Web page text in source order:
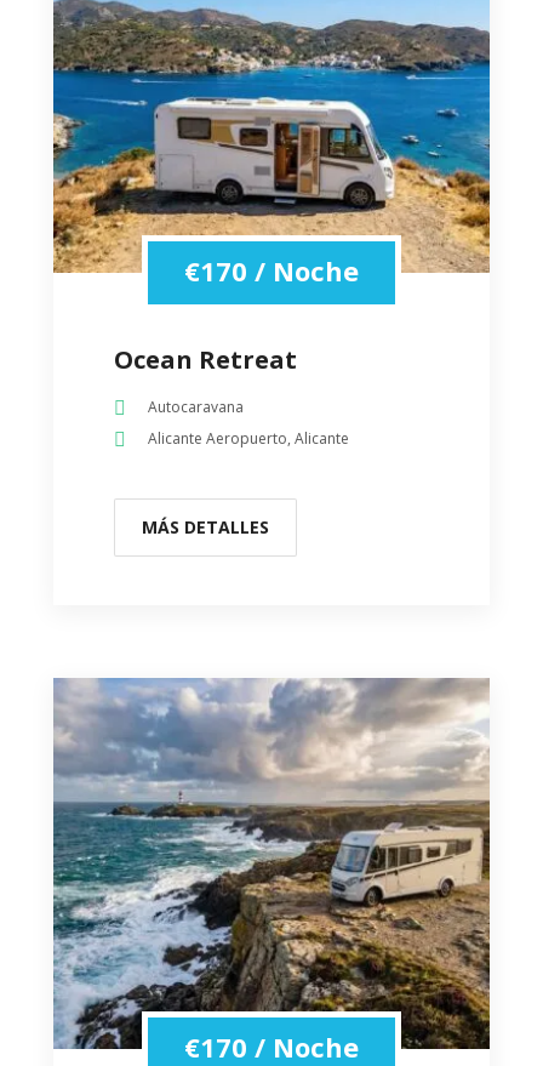
€170 / Noche
Ocean Retreat
Autocaravana
Alicante Aeropuerto, Alicante
MÁS DETALLES
€170 / Noche